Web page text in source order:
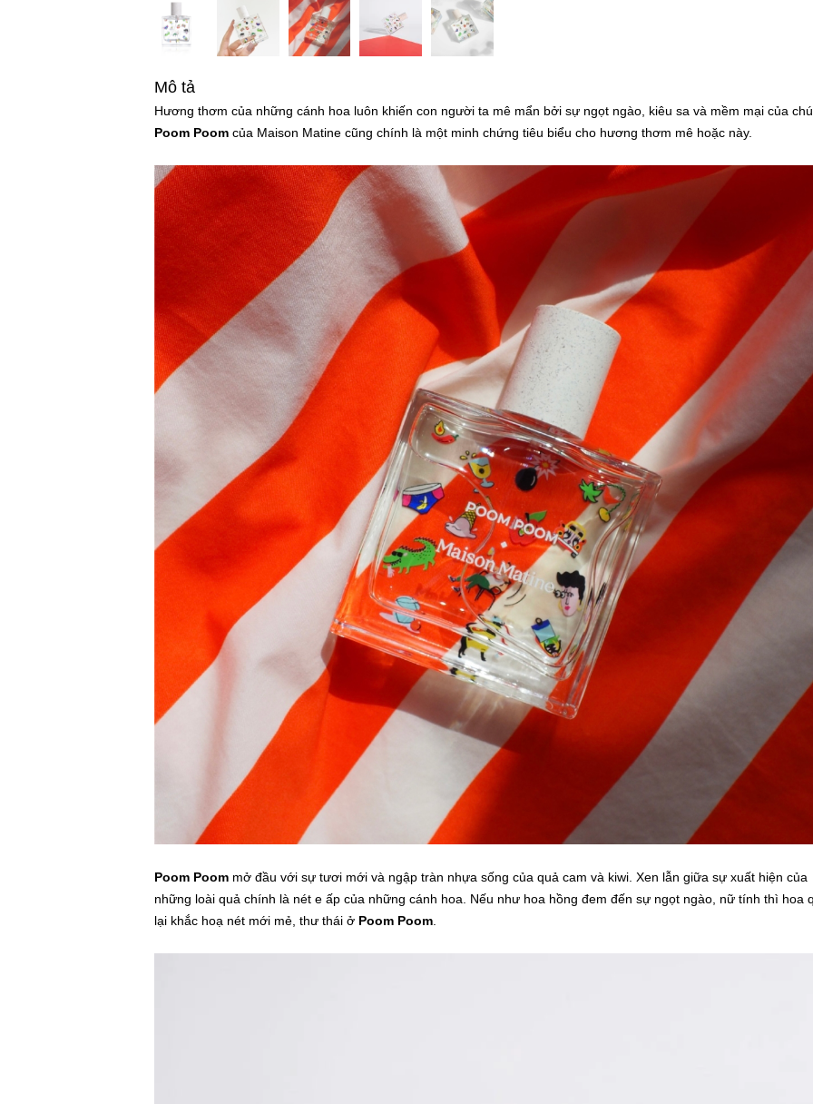
Mô tả
Hương thơm của những cánh hoa luôn khiến con người ta mê mẩn bởi sự ngọt ngào, kiêu sa và mềm mại của
Poom Poom của Maison Matine cũng chính là một minh chứng tiêu biểu cho hương thơm mê hoặc này.
Poom Poom mở đầu với sự tươi mới và ngập tràn nhựa sống của quả cam và kiwi. Xen lẫn giữa sự xuất hiện của
những loài quả chính là nét e ấp của những cánh hoa. Nếu như hoa hồng đem đến sự ngọt ngào, nữ tính thì hoa
lại khắc hoạ nét mới mẻ, thư thái ở Poom Poom